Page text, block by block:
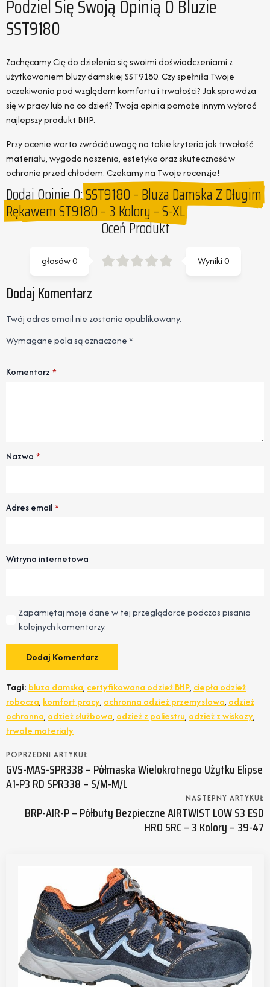
Podziel Się Swoją Opinią O Bluzie
SST9180
Zachęcamy Cię do dzielenia się swoimi doświadczeniami z
użytkowaniem bluzy damskiej SST9180. Czy spełniła Twoje
oczekiwania pod względem komfortu i trwałości? Jak sprawdza
się w pracy lub na co dzień? Twoja opinia pomoże innym wybrać
najlepszy produkt BHP.
Przy ocenie warto zwrócić uwagę na takie kryteria jak trwałość
materiału, wygoda noszenia, estetyka oraz skuteczność w
ochronie przed chłodem. Czekamy na Twoje recenzje!
Dodaj Opinie O:SST9180 – Bluza Damska Z Długim
Rękawem ST9180 – 3 Kolory – S-XL
Oceń Produkt
Wyniki0
głosów0
Dodaj Komentarz
Twój adres email nie zostanie opublikowany.
Wymagane pola są oznaczone*
Komentarz *
Nazwa *
Adres email*
Witryna internetowa
Zapamiętaj moje dane w tej przeglądarce podczas pisania
kolejnych komentarzy.
Tagi: bluza damska, certyfikowana odzież BHP, ciepła odzież
robocza, komfort pracy, ochronna odzież przemysłowa, odzież
ochronna, odzież służbowa, odzież z poliestru, odzież z wiskozy,
trwałe materiały
POPRZEDNI ARTYKUŁ
GVS-MAS-SPR338 – Półmaska Wielokrotnego Użytku Elipse
A1-P3 RD SPR338 – S/M-M/L
NASTEPNY ARTYKUŁ
BRP-AIR-P – Półbuty Bezpieczne AIRTWIST LOW S3 ESD
HRO SRC – 3 Kolory – 39-47